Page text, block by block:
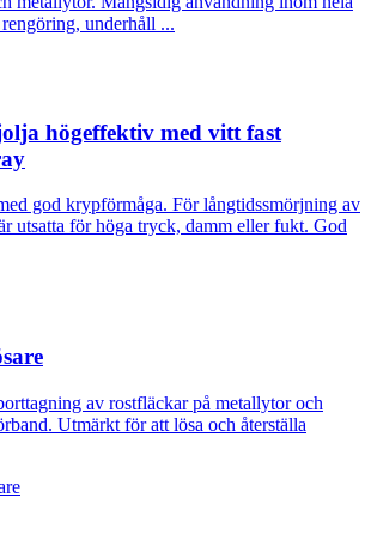
underhåll ...
högeffektiv med vitt fast
god krypförmåga. För långtidssmörjning av
utsatta för höga tryck, damm eller fukt. God
av rostfläckar på metallytor och
Utmärkt för att lösa och återställa